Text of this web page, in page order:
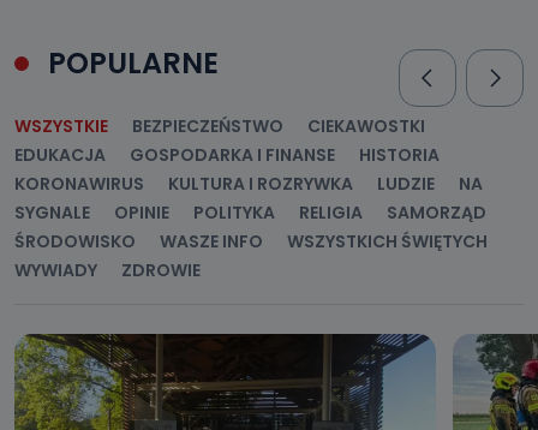
POPULARNE
WSZYSTKIE BEZPIECZEŃSTWO
CIEKAWOSTKI
EDUKACJA
GOSPODARKA I FINANSE
HISTORIA
KORONAWIRUS
KULTURA I ROZRYWKA LUDZIE
NA
SYGNALE
OPINIE POLITYKA RELIGIA
SAMORZĄD
ŚRODOWISKO
WASZE INFO
WSZYSTKICH ŚWIĘTYCH
WYWIADY
ZDROWIE